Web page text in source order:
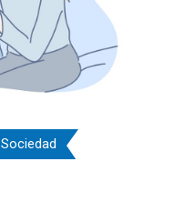
Sociedad